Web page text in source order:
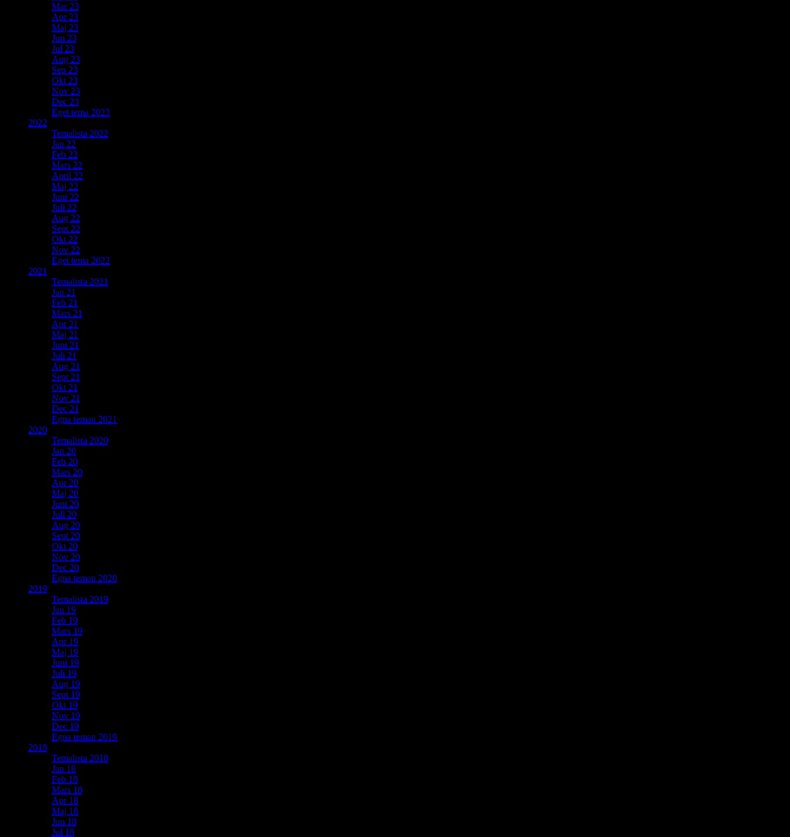
Mar 23
Apr 23
Maj 23
Jun 23
Jul 23
Aug 23
Sep 23
Okt 23
Nov 23
Dec 23
Eget tema 2023
2022
Temalista 2022
Jan 22
Feb 22
Mars 22
April 22
Maj 22
Juni 22
Juli 22
Aug 22
Sept 22
Okt 22
Nov 22
Eget tema 2022
2021
Temalista 2021
Jan 21
Feb 21
Mars 21
Apr 21
Maj 21
Juni 21
Juli 21
Aug 21
Sept 21
Okt 21
Nov 21
Dec 21
Egna teman 2021
2020
Temalista 2020
Jan 20
Feb 20
Mars 20
Apr 20
Maj 20
Juni 20
Juli 20
Aug 20
Sept 20
Okt 20
Nov 20
Dec 20
Egna teman 2020
2019
Temalista 2019
Jan 19
Feb 19
Mars 19
Apr 19
Maj 19
Juni 19
Juli 19
Aug 19
Sept 19
Okt 19
Nov 19
Dec 19
Egna teman 2019
2018
Temalista 2018
Jan 18
Feb 18
Mars 18
Apr 18
Maj 18
Jun 18
Jul 18